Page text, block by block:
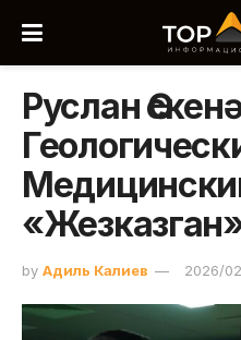
Руслан
by Адиль Калиев 2026/